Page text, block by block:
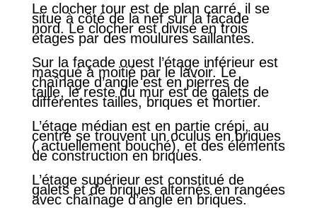
Le clocher tour est de plan carré, il se
situe à côté de la nef sur la façade
nord. Le clocher est divisé en trois
étages par des moulures saillantes.
Sur la façade ouest l’étage inférieur est
masqué à moitié par le lavoir. Le
chaînage d’angle est en pierres de
taille, le reste du mur est de galets de
différentes tailles, briques et mortier.
L’étage médian est en partie crépi, au
centre se trouvent un oculus en briques
( actuellement bouché), et des éléments
de construction en briques.
L’étage supérieur est constitué de
galets et de briques alternés en rangées
avec chaînage d’angle en briques.